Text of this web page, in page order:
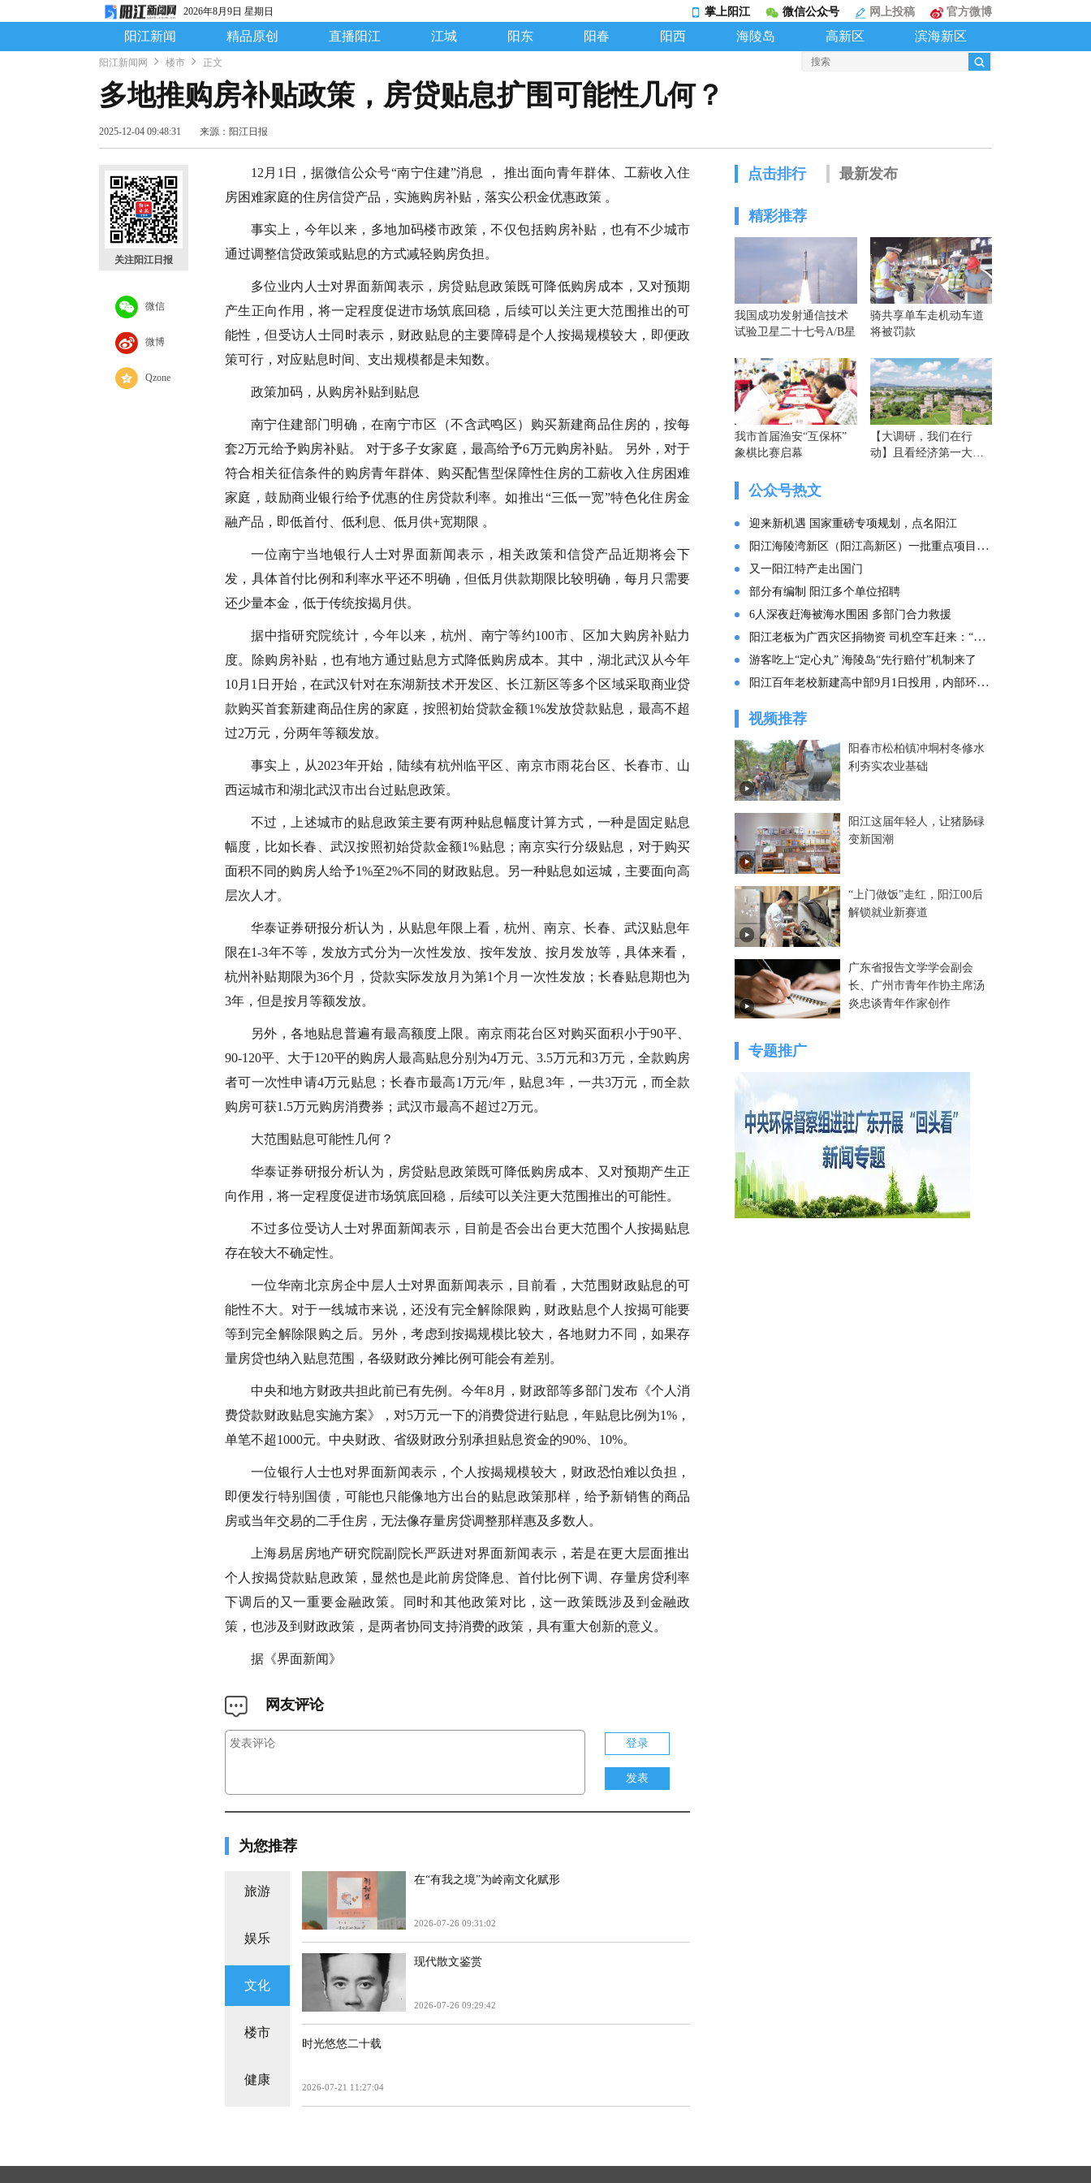
2026年8月9日 星期日 掌上阳江 微信公众号 网上投稿 官方微博
阳江新闻 精品原创 直播阳江 江城 阳东 阳春 阳西 海陵岛 高新区 滨海新区
阳江新闻网 楼市 正文
多地推购房补贴政策，房贷贴息扩围可能性几何？
2025-12-04 09:48:31 来源：阳江日报
关注阳江日报
微信
微博
Qzone
12月1日，据微信公众号“南宁住建”消息 ， 推出面向青年群体、工薪收入住
房困难家庭的住房信贷产品，实施购房补贴，落实公积金优惠政策 。
事实上，今年以来，多地加码楼市政策，不仅包括购房补贴，也有不少城市
通过调整信贷政策或贴息的方式减轻购房负担。
多位业内人士对界面新闻表示，房贷贴息政策既可降低购房成本，又对预期
产生正向作用，将一定程度促进市场筑底回稳，后续可以关注更大范围推出的可
能性，但受访人士同时表示，财政贴息的主要障碍是个人按揭规模较大，即便政
策可行，对应贴息时间、支出规模都是未知数。
政策加码，从购房补贴到贴息
南宁住建部门明确，在南宁市区（不含武鸣区）购买新建商品住房的，按每
套2万元给予购房补贴。 对于多子女家庭，最高给予6万元购房补贴。 另外，对于
符合相关征信条件的购房青年群体、购买配售型保障性住房的工薪收入住房困难
家庭，鼓励商业银行给予优惠的住房贷款利率。如推出“三低一宽”特色化住房金
融产品，即低首付、低利息、低月供+宽期限 。
一位南宁当地银行人士对界面新闻表示，相关政策和信贷产品近期将会下
发，具体首付比例和利率水平还不明确，但低月供款期限比较明确，每月只需要
还少量本金，低于传统按揭月供。
据中指研究院统计，今年以来，杭州、南宁等约100市、区加大购房补贴力
度。除购房补贴，也有地方通过贴息方式降低购房成本。其中，湖北武汉从今年
10月1日开始，在武汉针对在东湖新技术开发区、长江新区等多个区域采取商业贷
款购买首套新建商品住房的家庭，按照初始贷款金额1%发放贷款贴息，最高不超
过2万元，分两年等额发放。
事实上，从2023年开始，陆续有杭州临平区、南京市雨花台区、长春市、山
西运城市和湖北武汉市出台过贴息政策。
不过，上述城市的贴息政策主要有两种贴息幅度计算方式，一种是固定贴息
幅度，比如长春、武汉按照初始贷款金额1%贴息；南京实行分级贴息，对于购买
面积不同的购房人给予1%至2%不同的财政贴息。另一种贴息如运城，主要面向高
层次人才。
华泰证券研报分析认为，从贴息年限上看，杭州、南京、长春、武汉贴息年
限在1-3年不等，发放方式分为一次性发放、按年发放、按月发放等，具体来看，
杭州补贴期限为36个月，贷款实际发放月为第1个月一次性发放；长春贴息期也为
3年，但是按月等额发放。
另外，各地贴息普遍有最高额度上限。南京雨花台区对购买面积小于90平、
90-120平、大于120平的购房人最高贴息分别为4万元、3.5万元和3万元，全款购房
者可一次性申请4万元贴息；长春市最高1万元/年，贴息3年，一共3万元，而全款
购房可获1.5万元购房消费券；武汉市最高不超过2万元。
大范围贴息可能性几何？
华泰证券研报分析认为，房贷贴息政策既可降低购房成本、又对预期产生正
向作用，将一定程度促进市场筑底回稳，后续可以关注更大范围推出的可能性。
不过多位受访人士对界面新闻表示，目前是否会出台更大范围个人按揭贴息
存在较大不确定性。
一位华南北京房企中层人士对界面新闻表示，目前看，大范围财政贴息的可
能性不大。对于一线城市来说，还没有完全解除限购，财政贴息个人按揭可能要
等到完全解除限购之后。另外，考虑到按揭规模比较大，各地财力不同，如果存
量房贷也纳入贴息范围，各级财政分摊比例可能会有差别。
中央和地方财政共担此前已有先例。今年8月，财政部等多部门发布《个人消
费贷款财政贴息实施方案》，对5万元一下的消费贷进行贴息，年贴息比例为1%，
单笔不超1000元。中央财政、省级财政分别承担贴息资金的90%、10%。
一位银行人士也对界面新闻表示，个人按揭规模较大，财政恐怕难以负担，
即便发行特别国债，可能也只能像地方出台的贴息政策那样，给予新销售的商品
房或当年交易的二手住房，无法像存量房贷调整那样惠及多数人。
上海易居房地产研究院副院长严跃进对界面新闻表示，若是在更大层面推出
个人按揭贷款贴息政策，显然也是此前房贷降息、首付比例下调、存量房贷利率
下调后的又一重要金融政策。同时和其他政策对比，这一政策既涉及到金融政
策，也涉及到财政政策，是两者协同支持消费的政策，具有重大创新的意义。
据《界面新闻》
网友评论
登录
发表
为您推荐
旅游
娱乐
文化
楼市
健康
在“有我之境”为岭南文化赋形
2026-07-26 09:31:02
现代散文鉴赏
2026-07-26 09:29:42
时光悠悠二十载
2026-07-21 11:27:04
点击排行 最新发布
精彩推荐
我国成功发射通信技术
试验卫星二十七号A/B星
骑共享单车走机动车道
将被罚款
我市首届渔安“互保杯”
象棋比赛启幕
【大调研，我们在行
动】且看经济第一大省
公众号热文
迎来新机遇 国家重磅专项规划，点名阳江
阳江海陵湾新区（阳江高新区）一批重点项目集中投产
又一阳江特产走出国门
部分有编制 阳江多个单位招聘
6人深夜赶海被海水围困 多部门合力救援
阳江老板为广西灾区捐物资 司机空车赶来：“免费拉！”
游客吃上“定心丸” 海陵岛“先行赔付”机制来了
阳江百年老校新建高中部9月1日投用，内部环境曝光
视频推荐
阳春市松柏镇冲垌村冬修水
利夯实农业基础
阳江这届年轻人，让猪肠碌
变新国潮
“上门做饭”走红，阳江00后
解锁就业新赛道
广东省报告文学学会副会
长、广州市青年作协主席汤
炎忠谈青年作家创作
专题推广